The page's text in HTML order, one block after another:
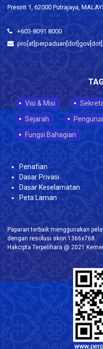
Presint 1, 62000 Putrajaya,
+603-8091 8000
Visi & Misi
Sejarah
Fungsi Bahagian
Penafian
Dasar Privasi
Dasar Keselamatan
Peta Laman
Paparan terbaik menggunakan
dengan resolusi skrin 1366x768.
Hakcipta Terpelihara @ 2021